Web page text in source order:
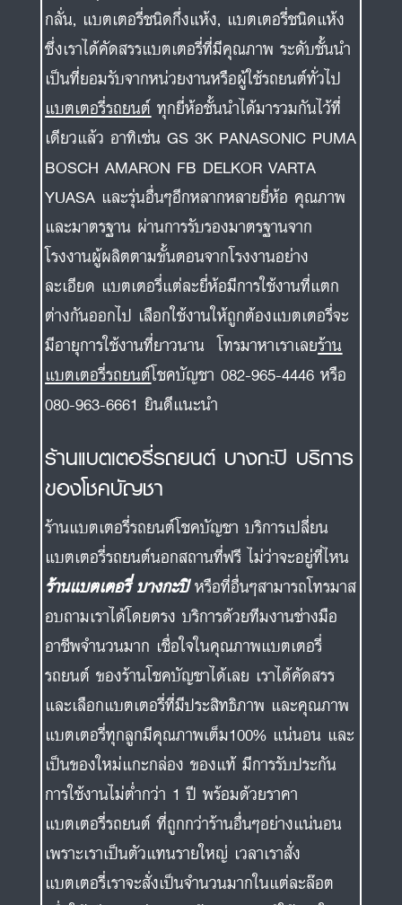
เดียวแล้ว อาทิเช่น GS 3K PANASONIC PUMA
BOSCH AMARON FB DELKOR VARTA
YUASA และรุ่นอื่นๆอีกหลากหลายยี่ห้อ คุณภาพ
และมาตรฐาน ผ่านการรับรองมาตรฐานจาก
โรงงานผู้ผลิตตามขั้นตอนจากโรงงานอย่าง
ละเอียด แบตเตอรี่แต่ละยี่ห้อมีการใช้งานที่แตก
ต่างกันออกไป เลือกใช้งานให้ถูกต้องแบตเตอรี่จะ
มีอายุการใช้งานที่ยาวนาน โทรมาหาเราเลย
แบตเตอรี่รถยนต์โชคบัญชา 082-965-4446 หรือ
080-963-6661 ยินดีแนะนำ
ร้านแบตเตอรี่รถยนต์ บางกะปิ บริการ
ของโชคบัญชา
ร้านแบตเตอรี่รถยนต์โชคบัญชา บริการเปลี่ยน
ร้านแบตเตอรี่ บางกะปิหรือที่อื่นๆสามารถโทรมาส
อบถามเราได้โดยตรง บริการด้วยทีมงานช่างมือ
อาชีพจำนวนมาก เชื่อใจในคุณภาพแบตเตอรี่
รถยนต์ ของร้านโชคบัญชาได้เลย เราได้คัดสรร
และเลือกแบตเตอรี่ที่มีประสิทธิภาพ และคุณภาพ
แบตเตอรี่ทุกลูกมีคุณภาพเต็ม100% แน่นอน และ
เป็นของใหม่แกะกล่อง ของแท้ มีการรับประกัน
การใช้งานไม่ต่ำกว่า 1 ปี พร้อมด้วยราคา
แบตเตอรี่รถยนต์ ที่ถูกกว่าร้านอื่นๆอย่างแน่นอน
เพราะเราเป็นตัวแทนรายใหญ่ เวลาเราสั่ง
แบตเตอรี่เราจะสั่งเป็นจำนวนมากในแต่ละล๊อต
เพื่อให้เพียงพอต่อความต้องการของผู้ใช้งานใน
แต่ละวัน เราจึงนำมาขายได้ในราคาที่ถูก มีการ
สำรองไฟระหว่างทำการเปลี่ยนทุกครั้ง หลังติดตั้ง
พร้อมเช็คระบบไฟ ไดชาร์จเบื้องต้นให้ท่านฟรี